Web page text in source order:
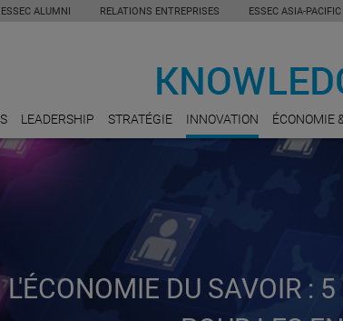
ESSEC ALUMNI RELATIONS ENTREPRISES ESSEC ASIA-PACIFIC
LEADERSHIP STRATÉGIE INNOVATION ÉCONOMIE
L'ÉCONOMIE DU SAVOIR :